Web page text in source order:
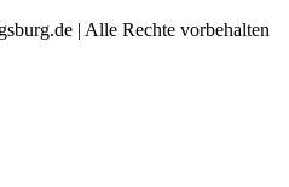
| Alle Rechte vorbehalten